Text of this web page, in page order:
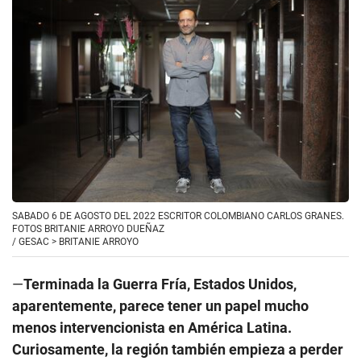
SABADO 6 DE AGOSTO DEL 2022 ESCRITOR COLOMBIANO CARLOS GRANES.
FOTOS BRITANIE ARROYO DUEÑAZ
/ GESAC > BRITANIE ARROYO
—Terminada la Guerra Fría, Estados Unidos,
aparentemente, parece tener un papel mucho
menos intervencionista en América Latina.
Curiosamente, la región también empieza a perder